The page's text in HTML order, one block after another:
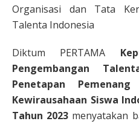
Organisasi dan Tata
Talenta Indonesia
Diktum PERTAMA
Pengembangan
Penetapan
Kewirausahaan Siswa
Tahun 2023 menyatakan